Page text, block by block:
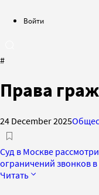
Войти
#
Права
24 December 2025
Суд в Москве
ограничений звонков
Читать